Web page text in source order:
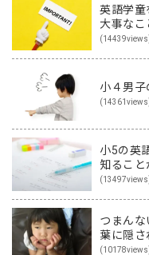
英語学童
大事なこ
小４男
小5の英
知るこ
つまん
葉に隠さ